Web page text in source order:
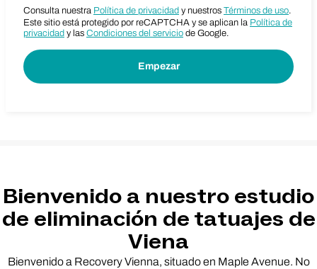
Consulta nuestra Política de privacidad y nuestros Términos de uso.
Este sitio está protegido por reCAPTCHA y se aplican la Política de
privacidad y las Condiciones del servicio de Google.
Bienvenido a nuestro estudio
de eliminación de tatuajes de
Viena
Bienvenido a Recovery Vienna, situado en Maple Avenue. No